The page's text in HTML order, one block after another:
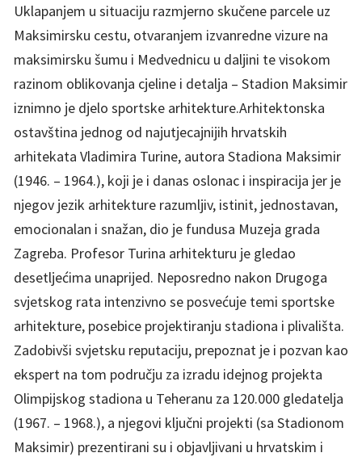
Uklapanjem u situaciju razmjerno skučene parcele uz
Maksimirsku cestu, otvaranjem izvanredne vizure na
maksimirsku šumu i Medvednicu u daljini te visokom
razinom oblikovanja cjeline i detalja – Stadion Maksimir
iznimno je djelo sportske arhitekture.Arhitektonska
ostavština jednog od najutjecajnijih hrvatskih
arhitekata Vladimira Turine, autora Stadiona Maksimir
(1946. – 1964.), koji je i danas oslonac i inspiracija jer je
njegov jezik arhitekture razumljiv, istinit, jednostavan,
emocionalan i snažan, dio je fundusa Muzeja grada
Zagreba. Profesor Turina arhitekturu je gledao
desetljećima unaprijed. Neposredno nakon Drugoga
svjetskog rata intenzivno se posvećuje temi sportske
arhitekture, posebice projektiranju stadiona i plivališta.
Zadobivši svjetsku reputaciju, prepoznat je i pozvan kao
ekspert na tom području za izradu idejnog projekta
Olimpijskog stadiona u Teheranu za 120.000 gledatelja
(1967. – 1968.), a njegovi ključni projekti (sa Stadionom
Maksimir) prezentirani su i objavljivani u hrvatskim i